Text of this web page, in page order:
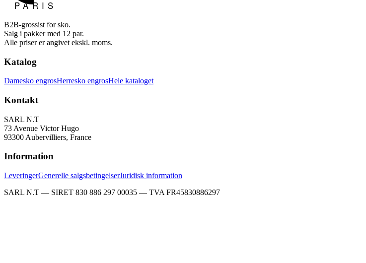
B2B-grossist for sko.
Salg i pakker med 12 par.
Alle priser er angivet ekskl. moms.
Katalog
Damesko engrosHerresko engrosHele kataloget
Kontakt
SARL N.T
73 Avenue Victor Hugo
93300 Aubervilliers, France
Information
LeveringerGenerelle salgsbetingelserJuridisk information
SARL N.T — SIRET 830 886 297 00035 — TVA FR45830886297